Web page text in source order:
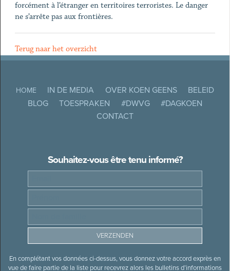
forcément à l’étranger en territoires terroristes. Le danger
ne s’arrête pas aux frontières.
Terug naar het overzicht
HOME IN DE MEDIA OVER KOEN GEENS
BELEID
BLOG
TOESPRAKEN #DWVG
#DAGKOEN
CONTACT
Souhaitez-vous être tenu informé?
En complétant vos données ci-dessus, vous donnez votre accord exprès en
vue de faire partie de la liste pour recevrez alors les bulletins d’informations